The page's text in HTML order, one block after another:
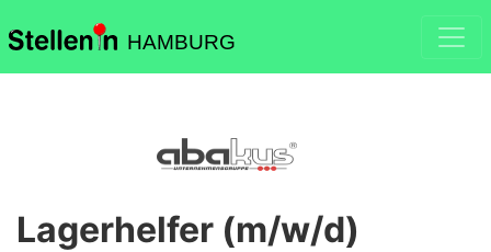
HAMBURG
Lagerhelfer (m/w/d)